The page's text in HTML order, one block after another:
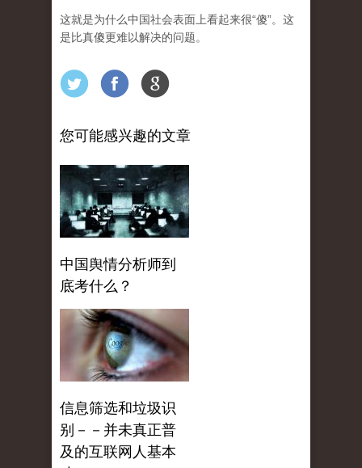
这就是为什么中国社会表面上看起来很“傻”。这
是比真傻更难以解决的问题。
您可能感兴趣的文章
中国舆情分析师到
底考什么？
信息筛选和垃圾识
别－－并未真正普
及的互联网人基本